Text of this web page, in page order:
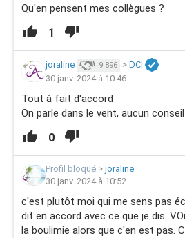
Qu'en pensent mes collègues ?
1
joraline 9 896 > DCI
30 janv. 2024 à 10:46
Tout à fait d'accord
On parle dans le vent, aucun
0
Profil bloqué > joraline
30 janv. 2024 à 10:52
c'est plutôt moi qui me sens pas
dit en accord avec ce que je dis.
la boulimie alors que c'en est pas.